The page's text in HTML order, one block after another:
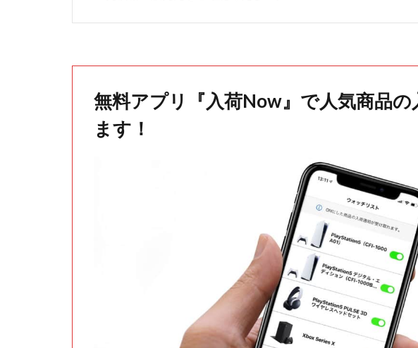
無料アプリ『入荷Now』で人気商品
ます！